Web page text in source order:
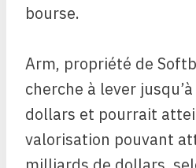
bourse.
Arm, propriété de
cherche à lever
dollars et pourrait
valorisation pouvant